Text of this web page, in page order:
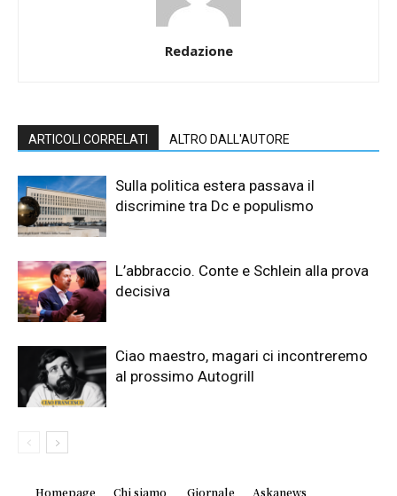
Redazione
ARTICOLI CORRELATI ALTRO DALL'AUTORE
Sulla politica estera passava il
discrimine tra Dc e populismo
L’abbraccio. Conte e Schlein alla prova
decisiva
Ciao maestro, magari ci incontreremo
al prossimo Autogrill
Homepage Chi siamo Giornale Askanews